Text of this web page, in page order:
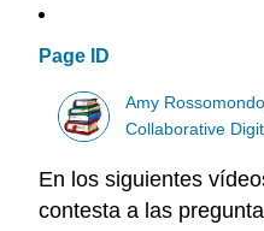
Page ID
Amy
Collaborative
En los siguientes
contesta a las